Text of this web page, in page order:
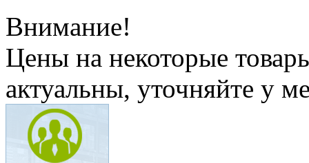
Внимание!
Цены на некоторые
актуальны, уточняйте у